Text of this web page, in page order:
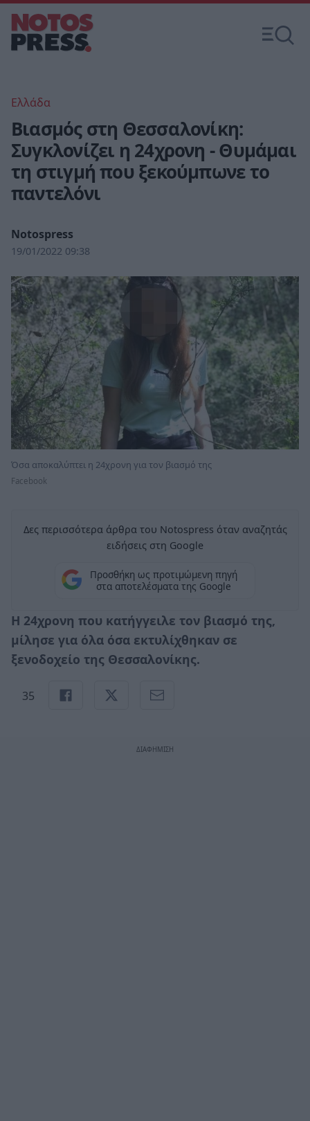
Ελλάδα
Βιασμός στη Θεσσαλονίκη:
Συγκλονίζει η 24χρονη - Θυμάμαι
τη στιγμή που ξεκούμπωνε το
παντελόνι
Notospress
19/01/2022 09:38
Όσα αποκαλύπτει η 24χρονη για τον βιασμό της
Facebook
Δες περισσότερα άρθρα του Notospress όταν αναζητάς
ειδήσεις στη Google
Προσθήκη ως προτιμώμενη πηγή
στα αποτελέσματα της Google
Η 24χρονη που κατήγγειλε τον βιασμό της,
μίλησε για όλα όσα εκτυλίχθηκαν σε
ξενοδοχείο της Θεσσαλονίκης.
35